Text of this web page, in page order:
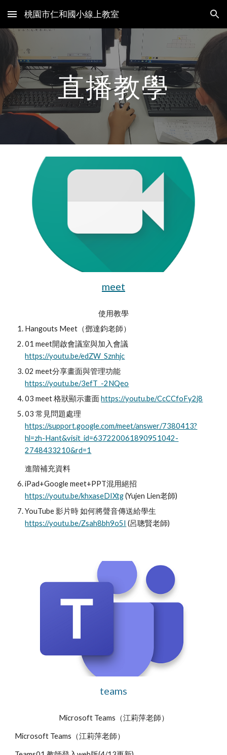
Skip to main content Skip to navigation
桃園市仁和國小線上教室
直播教學
meet
使用教學
Hangouts Meet（鄧達鈞老師）
https://youtu.be/edZW_Sznhjc
https://youtu.be/3efT_-2NQeo
03 meet 格狀顯示畫面 https://youtu.be/CcCCfoFy2j8
https://support.google.com/meet/answer/7380413?
hl=zh-Hant&visit_id=637220061890951042-
2748433210&rd=1
進階補充資料
https://youtu.be/khxaseDIXtg (Yujen Lien老師)
https://youtu.be/Zsah8bh9o5I (呂聰賢老師)
teams
Microsoft Teams（江莉萍老師）
Microsoft Teams（江莉萍老師）